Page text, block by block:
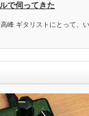
で伺ってきた
峰 ギタリストにとって、